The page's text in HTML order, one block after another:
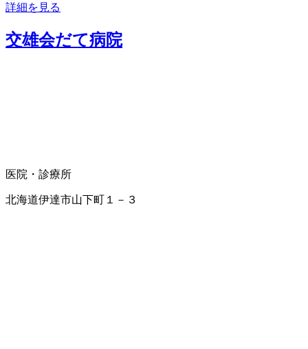
詳細を見る
交雄会だて病院
医院・診療所
北海道伊達市山下町１－３